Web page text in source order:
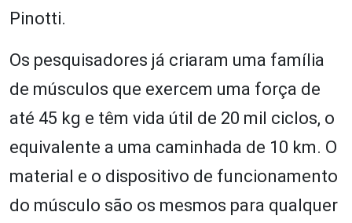
Pinotti.
Os pesquisadores já criaram uma família
de músculos que exercem uma força de
até 45 kg e têm vida útil de 20 mil ciclos, o
equivalente a uma caminhada de 10 km. O
material e o dispositivo de funcionamento
do músculo são os mesmos para qualquer